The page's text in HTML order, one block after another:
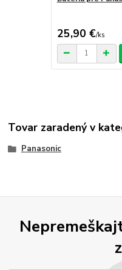
25,90 €/ks
Tovar zaradený v
Panasonic